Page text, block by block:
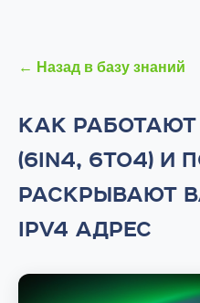
← Назад в базу знаний
КАК РАБОТАЮТ
(6IN4, 6TO4) И
РАСКРЫВАЮТ
IPV4 АДРЕС